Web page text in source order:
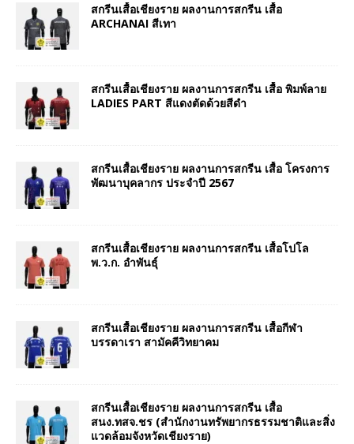
สกรีนเสื้อเชียงราย ผลงานการสกรีน เสื้อ
ARCHANAI สีเทา
สกรีนเสื้อเชียงราย ผลงานการสกรีน เสื้อ พิมพ์ลาย
LADIES PART สีแดงตัดด้วยสีดำ
สกรีนเสื้อเชียงราย ผลงานการสกรีน เสื้อ โครงการ
พัฒนาบุคลากร ประจำปี 2567
สกรีนเสื้อเชียงราย ผลงานการสกรีน เสื้อโปโล
พ.ว.ก. อำพันธุ์
สกรีนเสื้อเชียงราย ผลงานการสกรีน เสื้อกีฬา
บรรดาเรา สามัคคีวิทยาคม
สกรีนเสื้อเชียงราย ผลงานการสกรีน เสื้อ
สนง.ทสจ.ชร (สำนักงานทรัพยากรธรรมชาติและสิ่ง
แวดล้อมจังหวัดเชียงราย)